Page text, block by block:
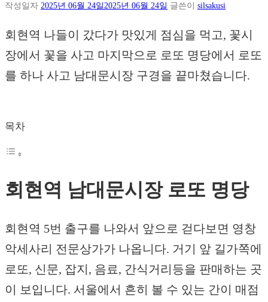
작성일자 2025년 06월 24일2025년 06월 24일 글쓴이 silsakusi
회현역 나들이 갔다가 맛있게 점심을 먹고, 꽃시
장에서 꽃을 사고 마지막으로 로또 명당에서 로또
를 하나 사고 남대문시장 구경을 끝마쳤습니다.
목차
회현역 남대문시장 로또 명당
회현역 5번 출구를 나와서 앞으로 걷다보면 영창
악세사리 전문상가가 나옵니다. 거기 앞 길가쪽에
로또, 신문, 잡지, 음료, 간식거리등을 판매하는 곳
이 보입니다. 서울에서 흔히 볼 수 있는 간이 매점